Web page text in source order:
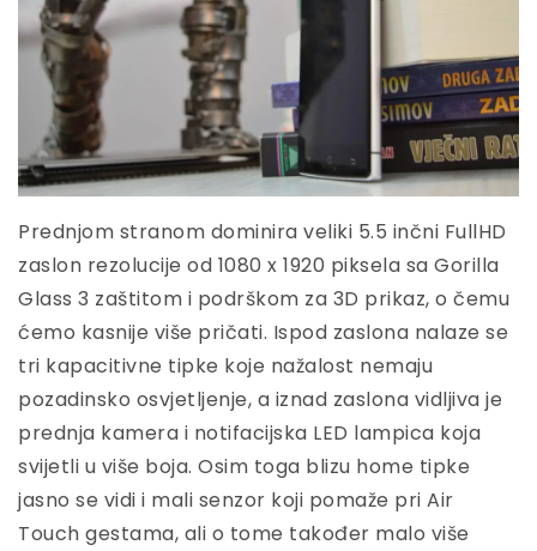
Prednjom stranom dominira veliki 5.5 inčni FullHD
zaslon rezolucije od 1080 x 1920 piksela sa Gorilla
Glass 3 zaštitom i podrškom za 3D prikaz, o čemu
ćemo kasnije više pričati. Ispod zaslona nalaze se
tri kapacitivne tipke koje nažalost nemaju
pozadinsko osvjetljenje, a iznad zaslona vidljiva je
prednja kamera i notifacijska LED lampica koja
svijetli u više boja. Osim toga blizu home tipke
jasno se vidi i mali senzor koji pomaže pri Air
Touch gestama, ali o tome također malo više